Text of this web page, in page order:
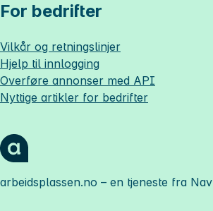
For bedrifter
Vilkår og retningslinjer
Hjelp til innlogging
Overføre annonser med API
Nyttige artikler for bedrifter
arbeidsplassen.no – en tjeneste fra Nav